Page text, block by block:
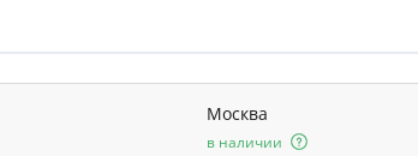
Москва
в наличии